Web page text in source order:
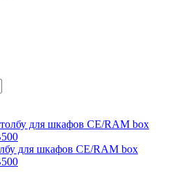
для шкафов CE/RAM box